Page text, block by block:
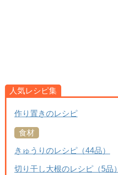
人気レシピ集
作り置きのレシピ
食材
きゅうりのレシピ（44品）
切り干し大根のレシピ（5品）